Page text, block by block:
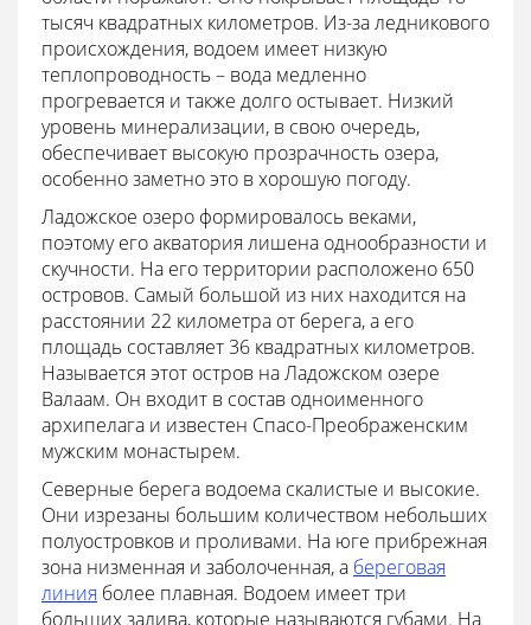
тысяч квадратных километров. Из-за ледникового
происхождения, водоем имеет низкую
теплопроводность – вода медленно
прогревается и также долго остывает. Низкий
уровень минерализации, в свою очередь,
обеспечивает высокую прозрачность озера,
особенно заметно это в хорошую погоду.
Ладожское озеро формировалось веками,
поэтому его акватория лишена однообразности и
скучности. На его территории расположено 650
островов. Самый большой из них находится на
расстоянии 22 километра от берега, а его
площадь составляет 36 квадратных километров.
Называется этот остров на Ладожском озере
Валаам. Он входит в состав одноименного
архипелага и известен Спасо-Преображенским
мужским монастырем.
Северные берега водоема скалистые и высокие.
Они изрезаны большим количеством небольших
полуостровков и проливами. На юге прибрежная
зона низменная и заболоченная, а береговая
линия более плавная. Водоем имеет три
больших залива, которые называются губами. На